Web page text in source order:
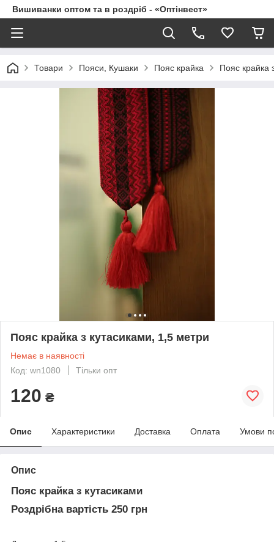
Вишиванки оптом та в роздріб - «Оптінвест»
Товари Пояси, Кушаки Пояс крайка Пояс крайка
Пояс крайка з кутасиками, 1,5 метри
Немає в наявності
Код: wn1080
Тільки опт
120 ₴
Опис Характеристики Доставка Оплата Умови
Опис
Пояс крайка з кутасиками
Роздрібна вартість 250 грн